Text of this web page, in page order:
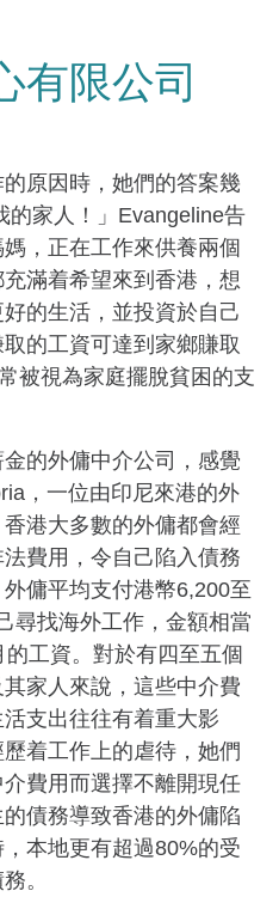
有限公司
原因時，她們的答案幾
的家人！」Evangeline告
，正在工作來供養兩個
滿着希望來到香港，想
的生活，並投資於自己
的工資可達到家鄉賺取
被視為家庭擺脫貧困的支
金的外傭中介公司，感覺
，一位由印尼來港的外
港大多數的外傭都會經
費用，令自己陷入債務
傭平均支付港幣6,200至
尋找海外工作，金額相當
工資。對於有四至五個
家人來說，這些中介費
支出往往有着重大影
着工作上的虐待，她們
費用而選擇不離開現任
債務導致香港的外傭陷
本地更有超過80%的受
。